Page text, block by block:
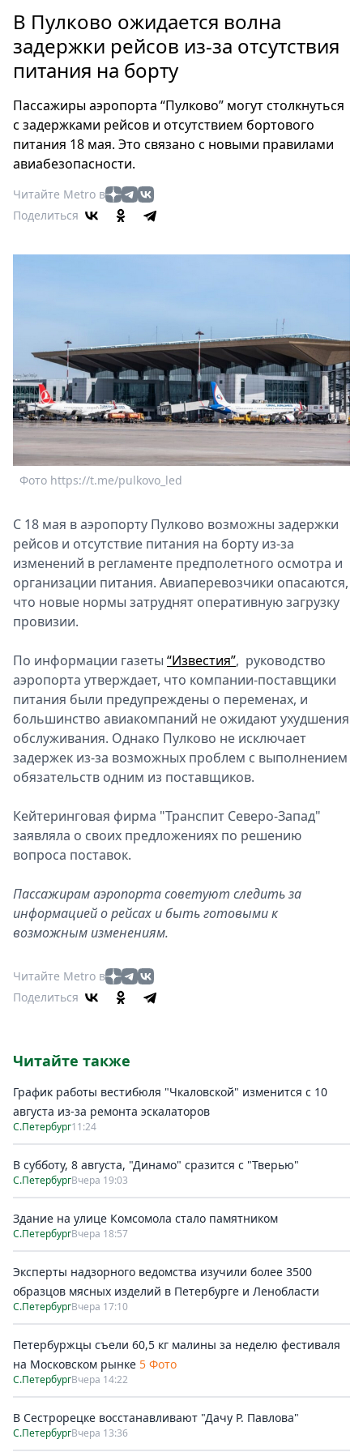
Россия
Мир
Здоровье
Туризм
Мода
Театр
Кино
Афиша
Книги
Выставки
Metro
Стримы
Спецпроекты
Звезды
Выборы
2026
Скачай
Metro
В Пулково ожидается волна
задержки рейсов из-за отсутствия
питания на борту
Пассажиры аэропорта “Пулково” могут столкнуться
с задержками рейсов и отсутствием бортового
питания 18 мая. Это связано с новыми правилами
авиабезопасности.
Читайте Metro в
Поделиться
Фото https://t.me/pulkovo_led
С 18 мая в аэропорту Пулково возможны задержки
рейсов и отсутствие питания на борту из-за
изменений в регламенте предполетного осмотра и
организации питания. Авиаперевозчики опасаются,
что новые нормы затруднят оперативную загрузку
провизии.
По информации газеты “Известия”, руководство
аэропорта утверждает, что компании-поставщики
питания были предупреждены о переменах, и
большинство авиакомпаний не ожидают ухудшения
обслуживания. Однако Пулково не исключает
задержек из-за возможных проблем с выполнением
обязательств одним из поставщиков.
Кейтеринговая фирма "Транспит Северо-Запад"
заявляла о своих предложениях по решению
вопроса поставок.
Пассажирам аэропорта советуют следить за
информацией о рейсах и быть готовыми к
возможным изменениям.
Читайте Metro в
Поделиться
Читайте также
График работы вестибюля "Чкаловской" изменится с 10
августа из-за ремонта эскалаторов
С.Петербург11:24
В субботу, 8 августа, "Динамо" сразится с "Тверью"
С.ПетербургВчера 19:03
Здание на улице Комсомола стало памятником
С.ПетербургВчера 18:57
Эксперты надзорного ведомства изучили более 3500
образцов мясных изделий в Петербурге и Ленобласти
С.ПетербургВчера 17:10
Петербуржцы съели 60,5 кг малины за неделю фестиваля
на Московском рынке 5 Фото
С.ПетербургВчера 14:22
В Сестрорецке восстанавливают "Дачу Р. Павлова"
С.ПетербургВчера 13:36